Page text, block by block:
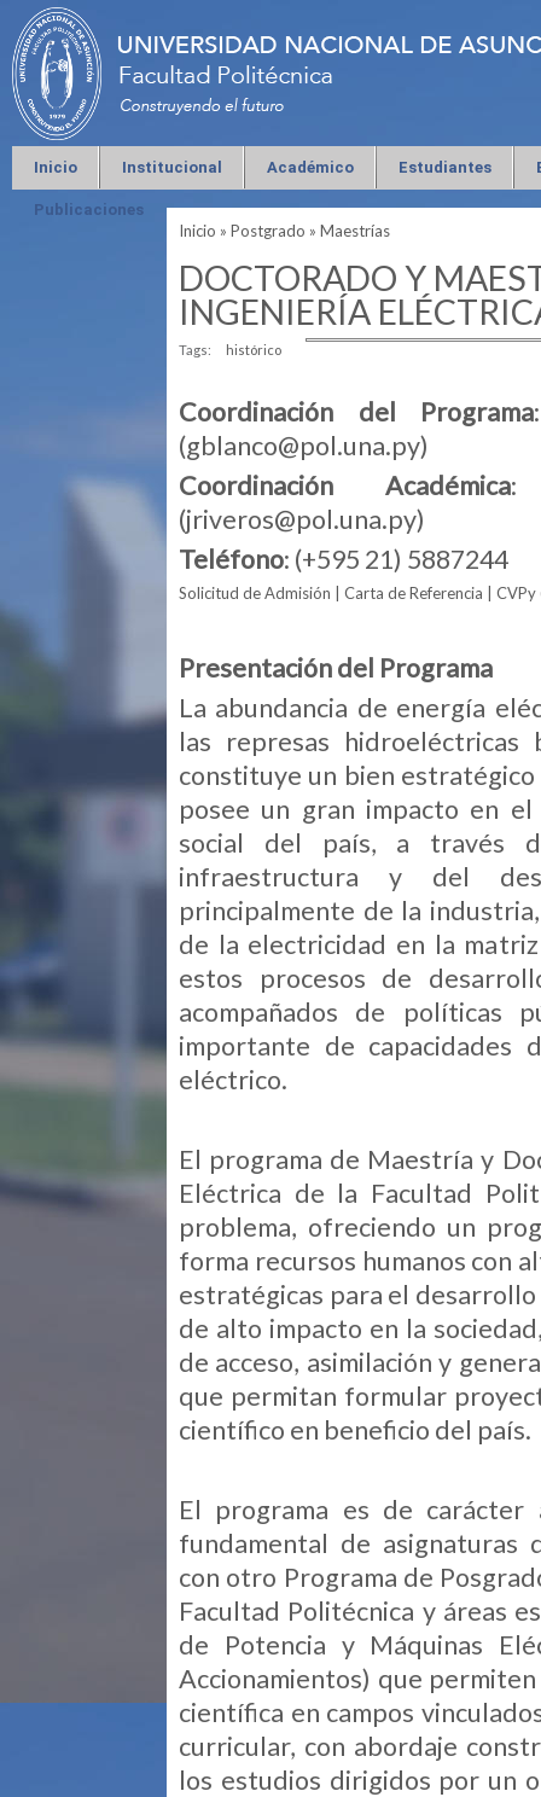
Inicio Institucional Académico Estudiantes
Publicaciones
Se encuentra usted aquí
Inicio » Postgrado » Maestrías
DOCTORADO Y
INGENIERÍA
Tags: histórico
Coordinación del Programa
(gblanco@pol.una.py)
Coordinación Académica:
(jriveros@pol.una.py)
Teléfono: (+595 21) 5887244
Solicitud de Admisión Carta de Referencia CVPy
Presentación del Programa
La abundancia de energía
las represas hidroeléctricas
constituye un bien
posee un gran impacto en
social del país, a través
infraestructura y del
principalmente de la
de la electricidad en la
estos procesos de
acompañados de políticas
importante de capacidades
eléctrico.
El programa de Maestría y
Eléctrica de la Facultad
problema, ofreciendo un
forma recursos humanos con
estratégicas para el
de alto impacto en la
de acceso, asimilación y
que permitan formular
científico en beneficio del país.
El programa es de carácter
fundamental de asignaturas
con otro Programa de
Facultad Politécnica y áreas
de Potencia y Máquinas
Accionamientos) que
científica en campos
curricular, con abordaje
los estudios dirigidos por un